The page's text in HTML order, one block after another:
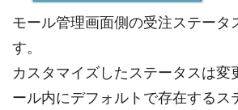
モール管理画面側の受注ステータ
す。
カスタマイズしたステータスは変
ール内にデフォルトで存在するス